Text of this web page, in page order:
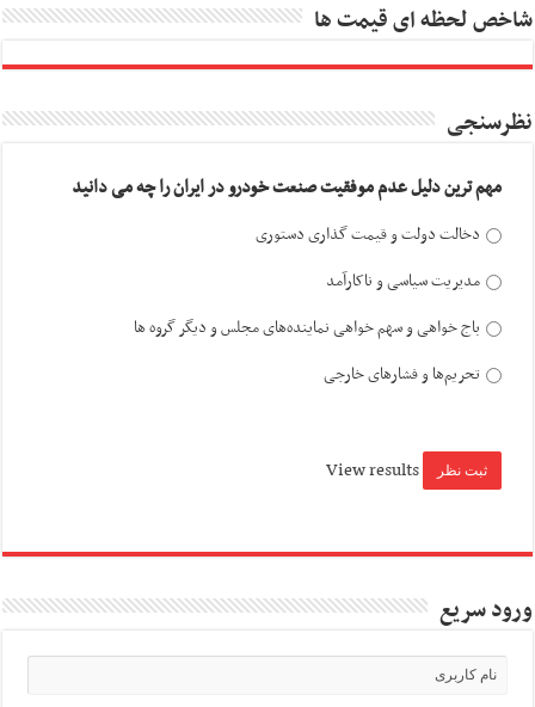
شاخص لحظه ای قیمت ها
نظرسنجی
مهم ترین دلیل عدم موفقیت صنعت خودرو در ایران را چه می دانید
دخالت دولت و قیمت گذاری دستوری
مدیریت سیاسی و ناکارآمد
باج خواهی و سهم خواهی نماینده‌های مجلس و دیگر گروه ها
تحریم‌ها و فشارهای خارجی
View results
ورود سریع